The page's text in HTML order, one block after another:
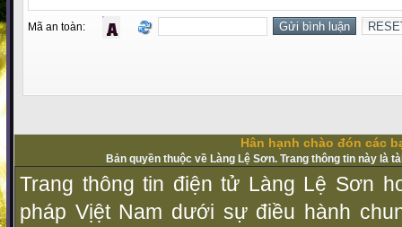
Mã an toàn:
Hân hạnh chào đón các
Bản quyền thuộc về Làng Lệ Sơn. Trang thông tin này là
Trang thông tin điện tử Làng Lệ Sơn
pháp Vịệt Nam dưới sự điều hành